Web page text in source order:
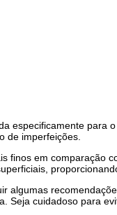
especificamente
de imperfeições.
finos em comparação
algumas
Seja cuidadoso para